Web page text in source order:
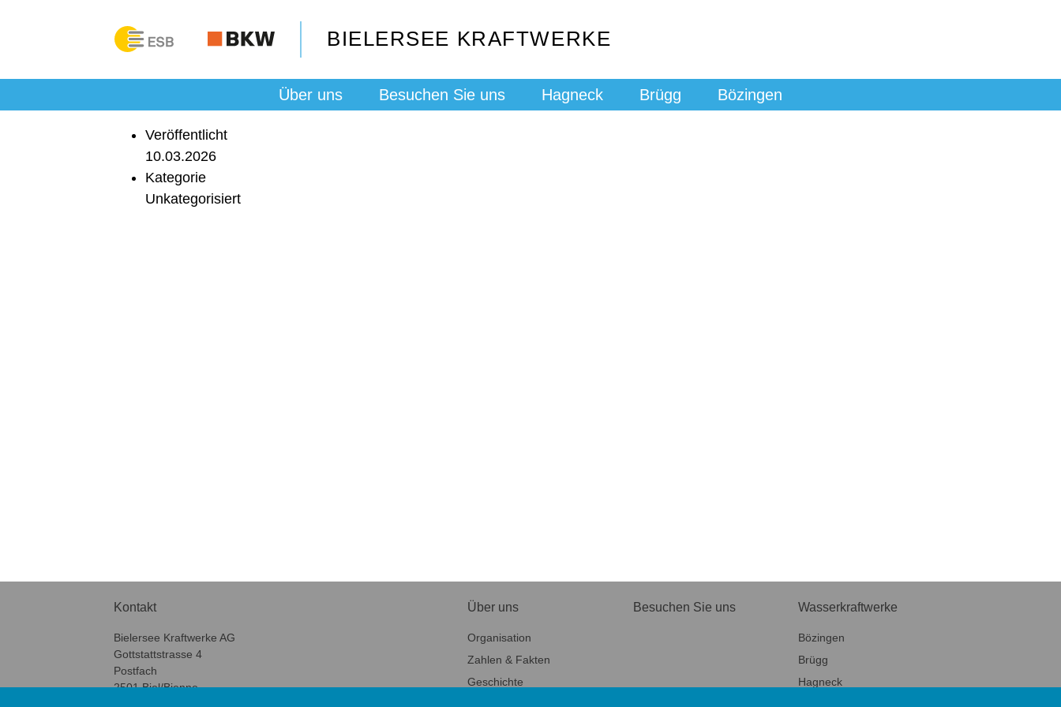
BIELERSEE KRAFTWERKE
Über uns Besuchen Sie uns Hagneck Brügg Bözingen
Veröffentlicht
10.03.2026
Kategorie
Unkategorisiert
Kontakt
Bielersee Kraftwerke AG
Gottstattstrasse 4
Postfach
2501 Biel/Bienne
Über uns
Organisation
Zahlen & Fakten
Geschichte
Besuchen Sie uns Wasserkraftwerke
Bözingen
Brügg
Hagneck